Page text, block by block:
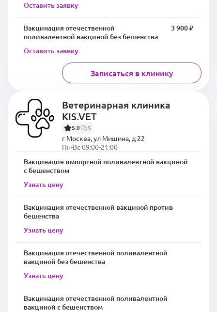
Оставить заявку
Вакцинация отечественной
поливалентной вакциной без бешенства
3 900 ₽
Оставить заявку
Записаться в клинику
Ветеринарная клиника
KIS.VET
5.0 5
г Москва, ул Мишина, д 22
Пн-Вс 09:00-21:00
Вакцинация импортной поливалентной вакциной
с бешенством
Узнать цену
Вакцинация отечественной вакциной против
бешенства
Узнать цену
Вакцинация отечественной поливалентной
вакциной без бешенства
Узнать цену
Вакцинация отечественной поливалентной
вакциной с бешенством